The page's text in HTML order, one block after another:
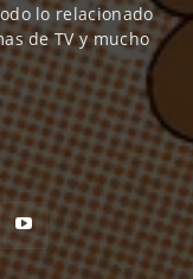
lo relacionado
de TV y mucho